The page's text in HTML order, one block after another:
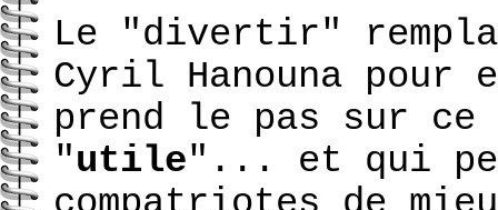
Le "divertir"
Cyril Hanouna pour
prend le pas sur
"utile"... et qui